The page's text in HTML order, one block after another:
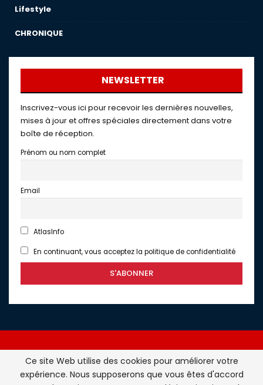
Lifestyle
CHRONIQUE
NEWSLETTER
Inscrivez-vous ici pour recevoir les dernières nouvelles,
mises à jour et offres spéciales directement dans votre
boîte de réception.
Prénom ou nom complet
Email
AtlasInfo
En continuant, vous acceptez la politique de confidentialité
Atlasinfo.fr : l'essentiel de l'actualité de la France et du
Ce site Web utilise des cookies pour améliorer votre
expérience. Nous supposerons que vous êtes d'accord